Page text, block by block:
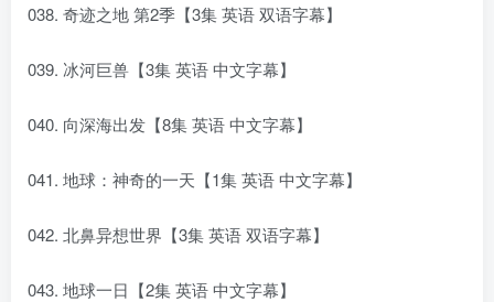
038. 奇迹之地 第2季【3集 英语 双语字幕】
039. 冰河巨兽【3集 英语 中文字幕】
040. 向深海出发【8集 英语 中文字幕】
041. 地球：神奇的一天【1集 英语 中文字幕】
042. 北鼻异想世界【3集 英语 双语字幕】
043. 地球一日【2集 英语 中文字幕】